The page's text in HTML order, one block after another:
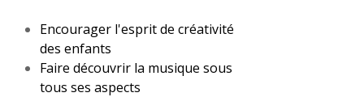
Encourager l'esprit de créativité
des enfants
Faire découvrir la musique sous
tous ses aspects